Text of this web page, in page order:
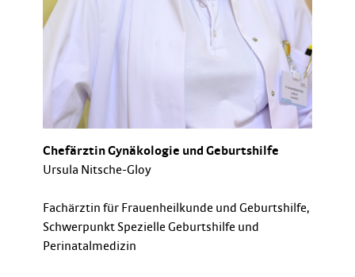
Chefärztin Gynäkologie und Geburtshilfe
Ursula Nitsche-Gloy
Fachärztin für Frauenheilkunde und Geburtshilfe,
Schwerpunkt Spezielle Geburtshilfe und
Perinatalmedizin